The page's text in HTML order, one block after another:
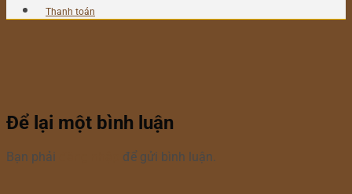
Thanh toán
Để lại một bình luận
Bạn phải để gửi bình luận.